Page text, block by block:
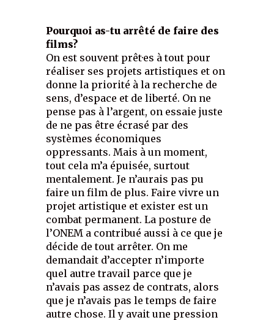
Pourquoi as-tu arrêté de faire des
films?
On est souvent prêt·es à tout pour
réaliser ses projets artistiques et on
donne la priorité à la recherche de
sens, d’espace et de liberté. On ne
pense pas à l’argent, on essaie juste
de ne pas être écrasé par des
systèmes économiques
oppressants. Mais à un moment,
tout cela m’a épuisée, surtout
mentalement. Je n’aurais pas pu
faire un film de plus. Faire vivre un
projet artistique et exister est un
combat permanent. La posture de
l’ONEM a contribué aussi à ce que je
décide de tout arrêter. On me
demandait d’accepter n’importe
quel autre travail parce que je
n’avais pas assez de contrats, alors
que je n’avais pas le temps de faire
autre chose. Il y avait une pression